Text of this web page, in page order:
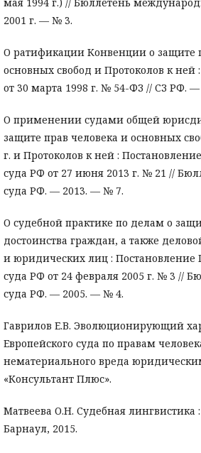
мая 1994 г.) // Бюллетень
2001 г. — № 3.
О ратификации Конвенции о защите
основных свобод и Протоколов к
от 30 марта 1998 г. № 54-ФЗ // СЗ РФ.
О применении судами общей
защите прав человека и основных
г. и Протоколов к ней :
суда РФ от 27 июня 2013 г. № 21 //
суда РФ. — 2013. — № 7.
О судебной практике по делам о
достоинства граждан, а также
и юридических лиц : Постановление
суда РФ от 24 февраля 2005 г. № 3 //
суда РФ. — 2005. — № 4.
Гаврилов Е.В. Эволюционирующий
Европейского суда по правам
нематериального вреда
«Консультант Плюс».
Матвеева О.Н. Судебная
Барнаул, 2015.